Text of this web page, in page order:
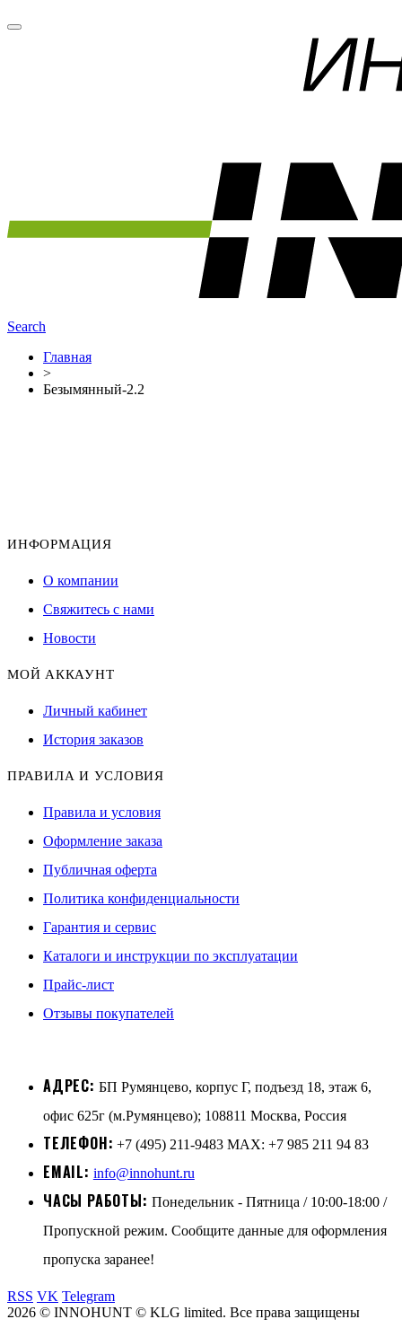
Search
Главная
>
Безымянный-2.2
ИНФОРМАЦИЯ
О компании
Свяжитесь с нами
Новости
МОЙ АККАУНТ
Личный кабинет
История заказов
ПРАВИЛА И УСЛОВИЯ
Правила и условия
Оформление заказа
Публичная оферта
Политика конфиденциальности
Гарантия и сервис
Каталоги и инструкции по эксплуатации
Прайс-лист
Отзывы покупателей
АДРЕС: БП Румянцево, корпус Г, подъезд 18, этаж 6,
офис 625г (м.Румянцево); 108811 Москва, Россия
ТЕЛЕФОН: +7 (495) 211-9483 MAX: +7 985 211 94 83
EMAIL: info@innohunt.ru
ЧАСЫ РАБОТЫ: Понедельник - Пятница / 10:00-18:00 /
Пропускной режим. Сообщите данные для оформления
пропуска заранее!
RSS VK Telegram
2026 © INNOHUNT © KLG limited. Все права защищены